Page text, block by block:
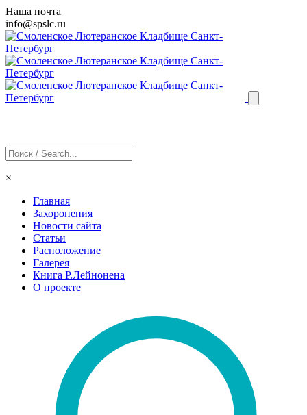
Наша почта
info@spslc.ru
×
Главная
Захоронения
Новости сайта
Статьи
Расположение
Галерея
Книга Р.Лейнонена
О проекте